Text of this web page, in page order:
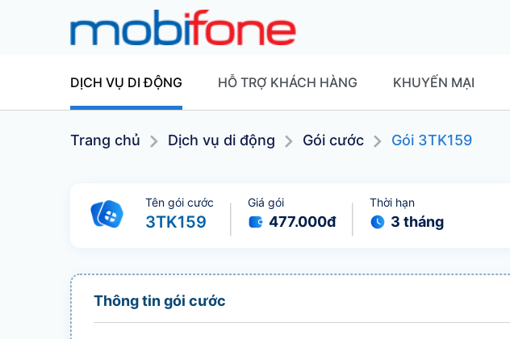
DỊCH VỤ DI ĐỘNG HỖ TRỢ KHÁCH HÀNG KHUYẾN MẠI
Trang chủ Dịch vụ di động Gói cước Gói 3TK159
Tên gói cước
3TK159
Giá gói
477.000đ
Thời hạn
3 tháng
Thông tin gói cước